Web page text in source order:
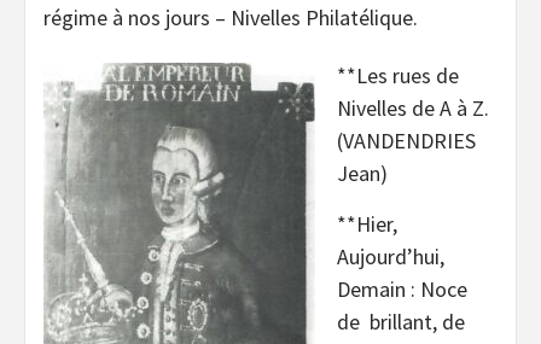
régime à nos jours – Nivelles Philatélique.
**Les rues de
Nivelles de A à Z.
(VANDENDRIES
Jean)
**Hier,
Aujourd’hui,
Demain : Noce
de brillant, de